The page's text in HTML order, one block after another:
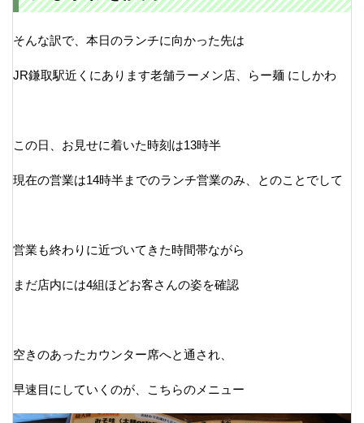
そんな訳で、本日のランチに向かった先は
JR鎌取駅近くにあります老舗ラーメン店、らー麺 にしかわ
この日、お見せに着いた時刻は13時半
現在の営業は14時半までのランチ営業のみ、とのことでして
営業も終わりに近づいてきた時間帯ながら
まだ店内には4組ほどお客さんの姿を確認
空きのあったカウンター席へと通され、
早速目にしていくのが、こちらのメニュー